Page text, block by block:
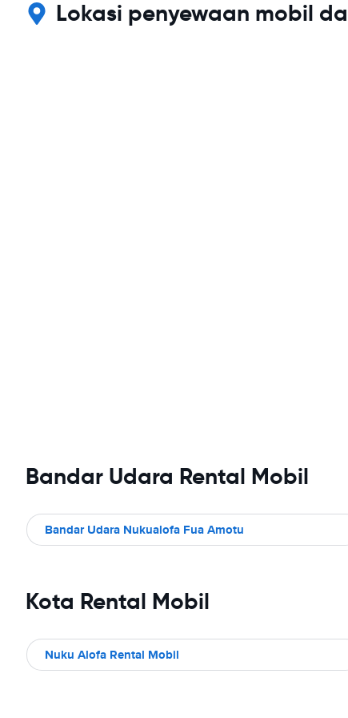
Lokasi penyewaan mobil
Bandar Udara Rental Mobil
Bandar Udara Nukualofa Fua Amotu
Kota Rental Mobil
Nuku Alofa Rental Mobil